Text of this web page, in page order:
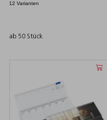
12 Varianten
ab 50 Stück